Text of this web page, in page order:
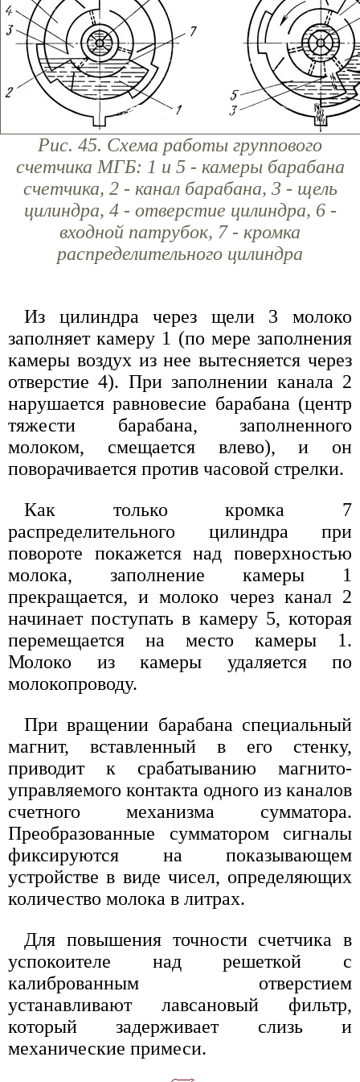
Рис. 45. Схема работы группового
счетчика МГБ: 1 и 5 - камеры барабана
счетчика, 2 - канал барабана, 3 - щель
цилиндра, 4 - отверстие цилиндра, 6 -
входной патрубок, 7 - кромка
распределительного цилиндра
Из цилиндра через щели 3 молоко
заполняет камеру 1 (по мере заполнения
камеры воздух из нее вытесняется через
отверстие 4). При заполнении канала 2
нарушается равновесие барабана (центр
тяжести барабана, заполненного
молоком, смещается влево), и он
поворачивается против часовой стрелки.
Как только кромка 7
распределительного цилиндра при
повороте покажется над поверхностью
молока, заполнение камеры 1
прекращается, и молоко через канал 2
начинает поступать в камеру 5, которая
перемещается на место камеры 1.
Молоко из камеры удаляется по
молокопроводу.
При вращении барабана специальный
магнит, вставленный в его стенку,
приводит к срабатыванию магнито-
управляемого контакта одного из каналов
счетного механизма сумматора.
Преобразованные сумматором сигналы
фиксируются на показывающем
устройстве в виде чисел, определяющих
количество молока в литрах.
Для повышения точности счетчика в
успокоителе над решеткой с
калиброванным отверстием
устанавливают лавсановый фильтр,
который задерживает слизь и
механические примеси.